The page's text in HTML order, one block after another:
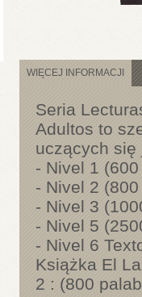
WIĘCEJ INFORMACJI
Seria
Adultos to
uczących się
- Nivel 1
- Nivel 2
- Nivel 3
- Nivel 5
- Nivel 6
Książka El
2 : (800